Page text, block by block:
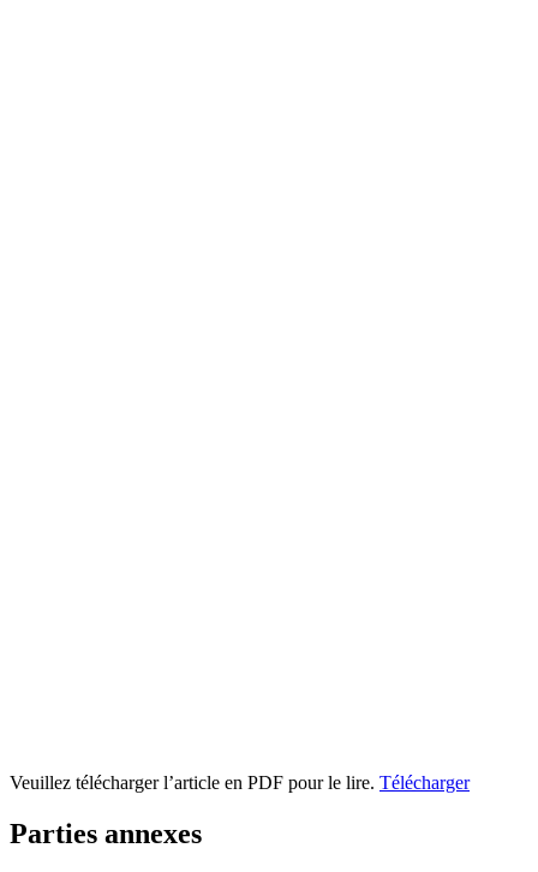
Veuillez télécharger l’article en PDF pour le lire. Télécharger
Parties annexes